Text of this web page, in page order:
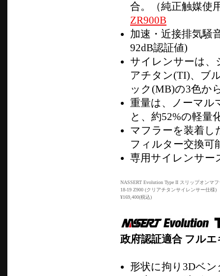
合。（純正触媒使
ZR900B
加速・近接排気騒
92dB認証値)
サイレンサーは、
アチタン(TI)、ブ
ック(MB)の3色か
重量は、ノーマル
と、約52%の軽量
マフラーを装着し
フィルター交換可
専用サイレンサー
NASSERT Evolution Type II スリップオンマ
18-19 Z900 (クリアチタンサイレンサー仕様)
¥169,400(税込)
政府認証適合 フル
形状に拘り3Dベ